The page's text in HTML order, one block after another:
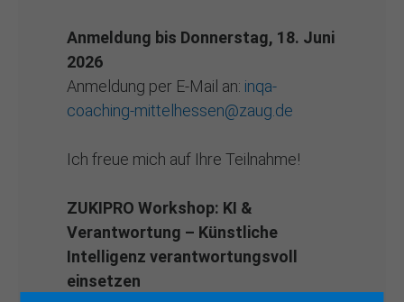
Anmeldung bis Donnerstag, 18. Juni
2026
Anmeldung per E-Mail an: inqa-
coaching-mittelhessen@zaug.de
Ich freue mich auf Ihre Teilnahme!
ZUKIPRO Workshop: KI &
Verantwortung – Künstliche
Intelligenz verantwortungsvoll
einsetzen